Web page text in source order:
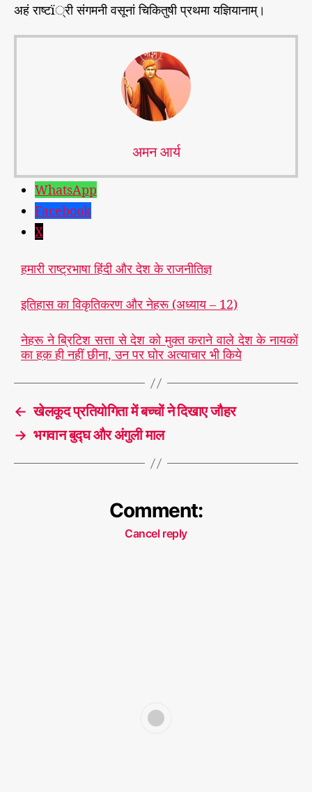
अहं राष्टï्री संगमनी वसूनां चिकितुषी प्रथमा यज्ञियानाम्।
अमन आर्य
WhatsApp
Facebook
X
हमारी राष्ट्रभाषा हिंदी और देश के राजनीतिज्ञ
इतिहास का विकृतिकरण और नेहरू (अध्याय – 12)
नेहरू ने ब्रिटिश सत्ता से देश को मुक्त कराने वाले देश के नायकों
का हक़ ही नहीं छीना, उन पर घोर अत्याचार भी किये
← खेलकूद प्रतियोगिता में बच्चों ने दिखाए जौहर
→ भगवान बुद्घ और अंगुली माल
Comment:
Cancel reply